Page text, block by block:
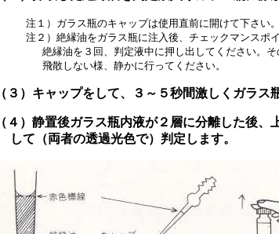
注１）ガラス瓶のキャップは使用直前に開けて下さい。
注２）絶縁油をガラス瓶に注入後、チェックマンスポ
絶縁油を３回、判定液中に押し出してください。そ
飛散しない様、静かに行ってください。
（３）キャップをして、３～５秒間激しくガラ
（４）静置後ガラス瓶内液が２層に分離した後
して（両者の透過光色で）判定します。